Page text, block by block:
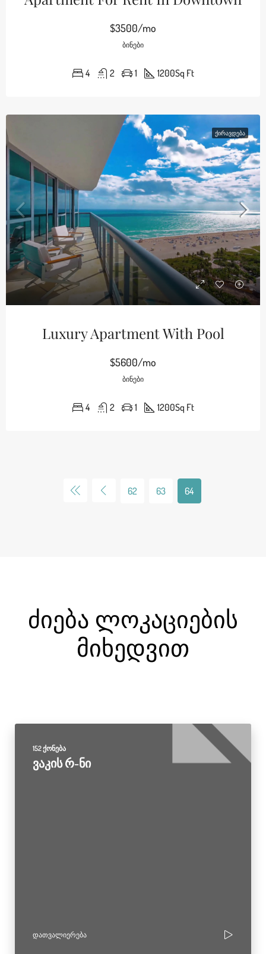
$3500/mo
ᲑᲘᲜᲔᲑᲘ
4 2 1 1200Sq Ft
ᲥᲘᲠᲐᲕᲓᲔᲑᲐ
Luxury Apartment With Pool
$5600/mo
ᲑᲘᲜᲔᲑᲘ
4 2 1 1200Sq Ft
62 63 64
Ძიება Ლოკაციების
Მიხედვით
152 ქონება
ვაკის რ-ნი
ᲓᲐᲗᲕᲐᲚᲘᲔᲠᲔᲑᲐ